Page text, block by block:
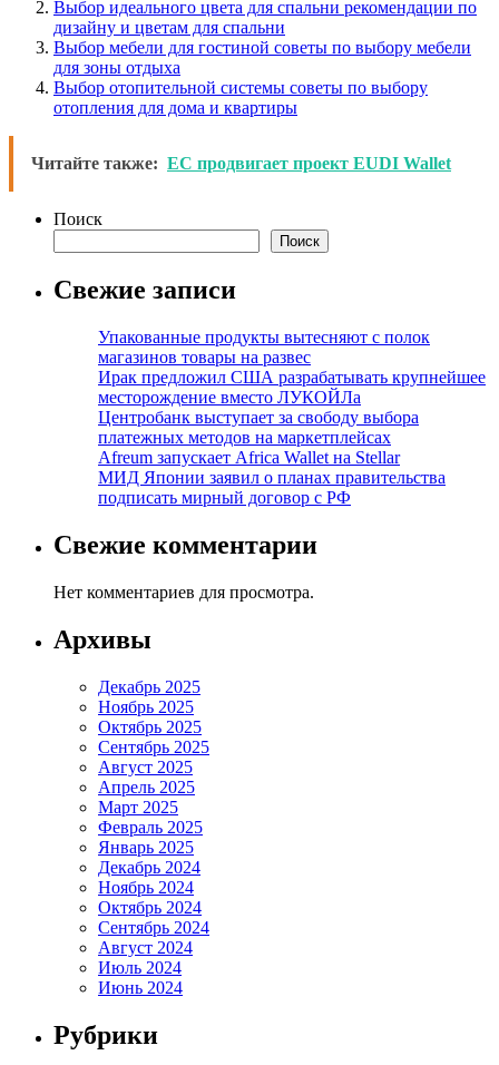
Выбор идеального цвета для спальни рекомендации по
дизайну и цветам для спальни
Выбор мебели для гостиной советы по выбору мебели
для зоны отдыха
Выбор отопительной системы советы по выбору
отопления для дома и квартиры
Читайте также: ЕС продвигает проект EUDI Wallet
Поиск
Поиск
Свежие записи
Упакованные продукты вытесняют с полок
магазинов товары на развес
Ирак предложил США разрабатывать крупнейшее
месторождение вместо ЛУКОЙЛа
Центробанк выступает за свободу выбора
платежных методов на маркетплейсах
Afreum запускает Africa Wallet на Stellar
МИД Японии заявил о планах правительства
подписать мирный договор с РФ
Свежие комментарии
Нет комментариев для просмотра.
Архивы
Декабрь 2025
Ноябрь 2025
Октябрь 2025
Сентябрь 2025
Август 2025
Апрель 2025
Март 2025
Февраль 2025
Январь 2025
Декабрь 2024
Ноябрь 2024
Октябрь 2024
Сентябрь 2024
Август 2024
Июль 2024
Июнь 2024
Рубрики